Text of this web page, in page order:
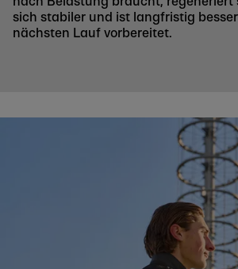
sich stabiler und ist langfristig
nächsten Lauf vorbereitet.